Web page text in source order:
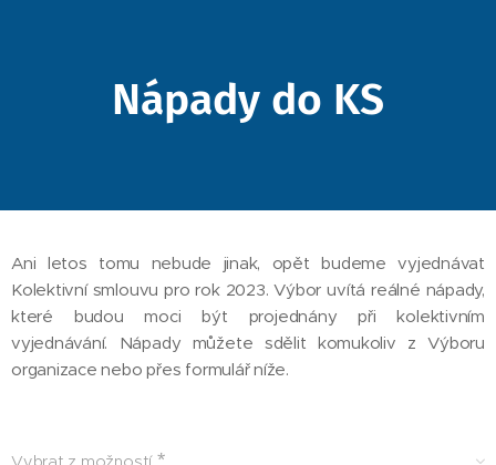
Nápady do KS
Ani letos tomu nebude jinak, opět budeme vyjednávat
Kolektivní smlouvu pro rok 2023. Výbor uvítá reálné nápady,
které budou moci být projednány při kolektivním
vyjednávání. Nápady můžete sdělit komukoliv z Výboru
organizace nebo přes formulář níže.